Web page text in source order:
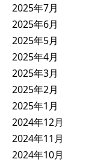
2025年7月
2025年6月
2025年5月
2025年4月
2025年3月
2025年2月
2025年1月
2024年12月
2024年11月
2024年10月